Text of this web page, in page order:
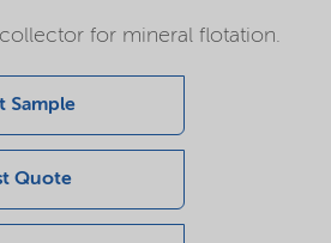
for mineral flotation.
Sample
Quote